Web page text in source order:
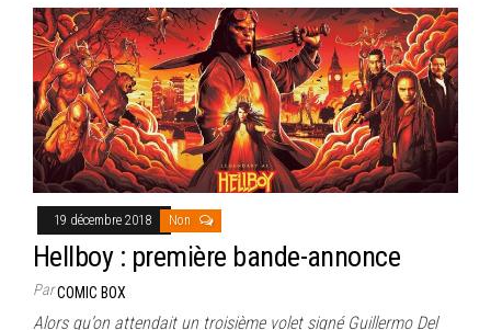
19 décembre 2018 Non
Hellboy : première bande-annonce
ParCOMIC BOX
Alors qu’on attendait un troisième volet signé Guillermo Del